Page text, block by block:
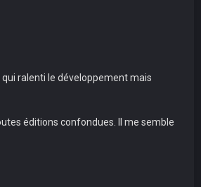
ralenti le développement mais
éditions confondues. Il me semble